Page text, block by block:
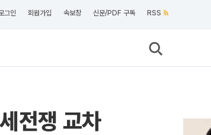
그인 회원가입 속보창 신문/PDF 구독 RSS
전쟁 교차